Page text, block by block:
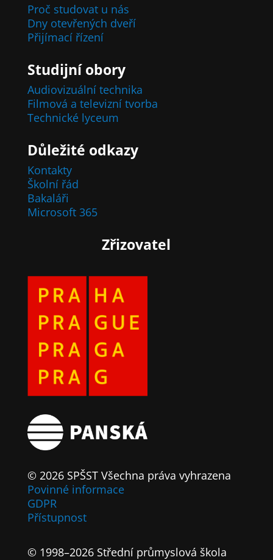
Proč studovat u nás
Dny otevřených dveří
Přijímací řízení
Studijní obory
Audiovizuální technika
Filmová a televizní tvorba
Technické lyceum
Důležité odkazy
Kontakty
Školní řád
Bakaláři
Microsoft 365
Zřizovatel
© 2026 SPŠST Všechna práva vyhrazena
Povinné informace
GDPR
Přístupnost
© 1998–2026 Střední průmyslová škola